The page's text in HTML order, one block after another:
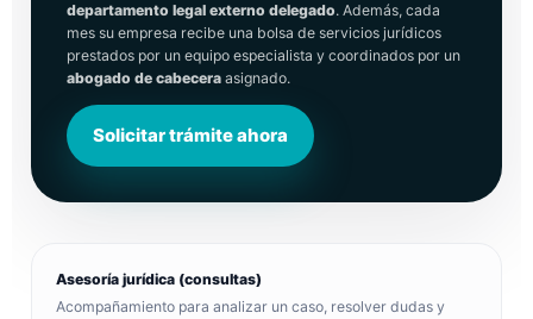
departamento legal externo delegado. Además, cada
mes su empresa recibe una bolsa de servicios jurídicos
prestados por un equipo especialista y coordinados por un
abogado de cabecera asignado.
Solicitar trámite ahora
Asesoría jurídica (consultas)
Acompañamiento para analizar un caso, resolver dudas y